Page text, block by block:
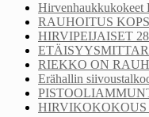
Hirvenhaukkukokeet
RAUHOITUS
HIRVIPEIJAISET
RIEKKO ON
Erähallin
HIRVIKOKOKOUS